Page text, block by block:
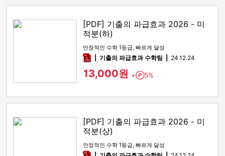
[PDF] 기출의 파급효과 2026 - 미
적분(하)
안정적인 수학 1등급, 빠르게 달성
pdf기출의 파급효과 수학팀 24.12.24
13,000원 + Point
5%
[PDF] 기출의 파급효과 2026 - 미
적분(상)
안정적인 수학 1등급, 빠르게 달성